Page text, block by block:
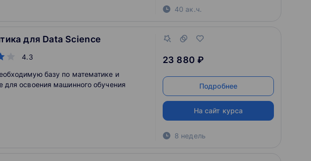
40 ак.ч.
для Data Science
4.3
базу по математике и
для освоения машинного обучения
23 880 ₽
Подробнее
На сайт курса
8 недель